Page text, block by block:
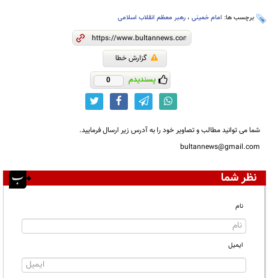
برچسب ها: امام خمینی ، رهبر معظم انقلاب اسلامی
گزارش خطا
پسندیدم 0
شما می توانید مطالب و تصاویر خود را به آدرس زیر ارسال فرمایید.
bultannews@gmail.com
نظر شما
نام
ایمیل